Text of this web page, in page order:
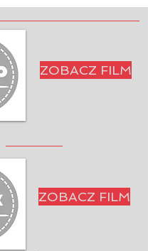
ZOBACZ FILM
ZOBACZ FILM